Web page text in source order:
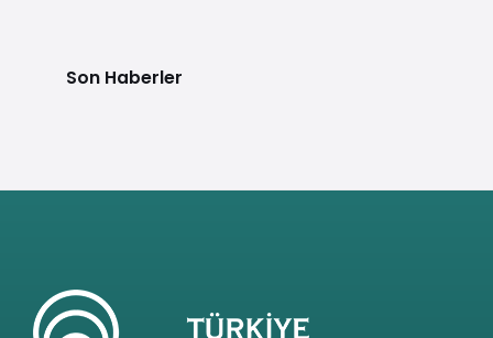
Son Haberler